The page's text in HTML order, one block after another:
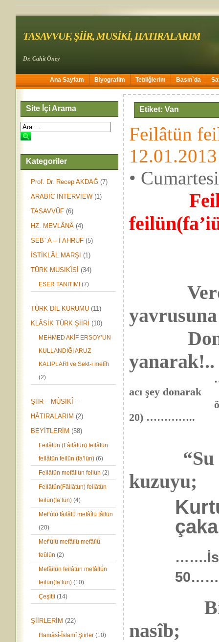
TASAVVUF, ŞİİR, MUSİKİ, HATIRALARIM
Dr. Cahit Öney
Ana Sayfam Biyografim Tebliğlerim Basın`da
Site İçi Arama
Kategoriler
Prof. Dr. Recep AKDAĞ (7)
ARABIC INTERVIEW (1)
TASAVVÛF (6)
HZ. MEVLÂNÂ (4)
SEB` A – İ AHRUF (5)
İSTİKLÂL MARŞI (1)
TÜRK MUSIKÎSİ (34)
ESER TANITIMI (7)
TÜRK DİL KURUMU (11)
KLÂSİK TÜRK ŞİİRİ (10)
MEHMED AKİF ERSOY’UN
KULLANDIĞI ARUZ
KALIPLARI ve Sekt-i melîh
(2)
ŞİİR – MÙSIKÎ –
HÂTIRALARIM (2)
BEYİTLERİM (58)
Feilâtün (Fâilâtün) feilâtün
feilâtün feilün (fa’lün) (6)
Feilâtün mefâilün feilün (2)
Feilâtün(Fâilâtün) feilâtün
feilün(fa’lün) (4)
Mef’ùlü fâilâtü mefâîlü fâilün
(20)
Mef’ûlü mefâîlü mefâîlü
feûlün (2)
Mefâilün feilâtün mefâilün
feilün(fa’lün) (10)
Çeşitli (14)
ŞİİRLERİM (22)
Hamâsî-Îslamî Şiirler (10)
Etiket: Van
Feilâtün
12.01.2013
•
Verdi
yanarak!..
…..Ali
acı şey donarak
ölmektir”
20) …………..
“Su
kuzuyu;
nasîb;